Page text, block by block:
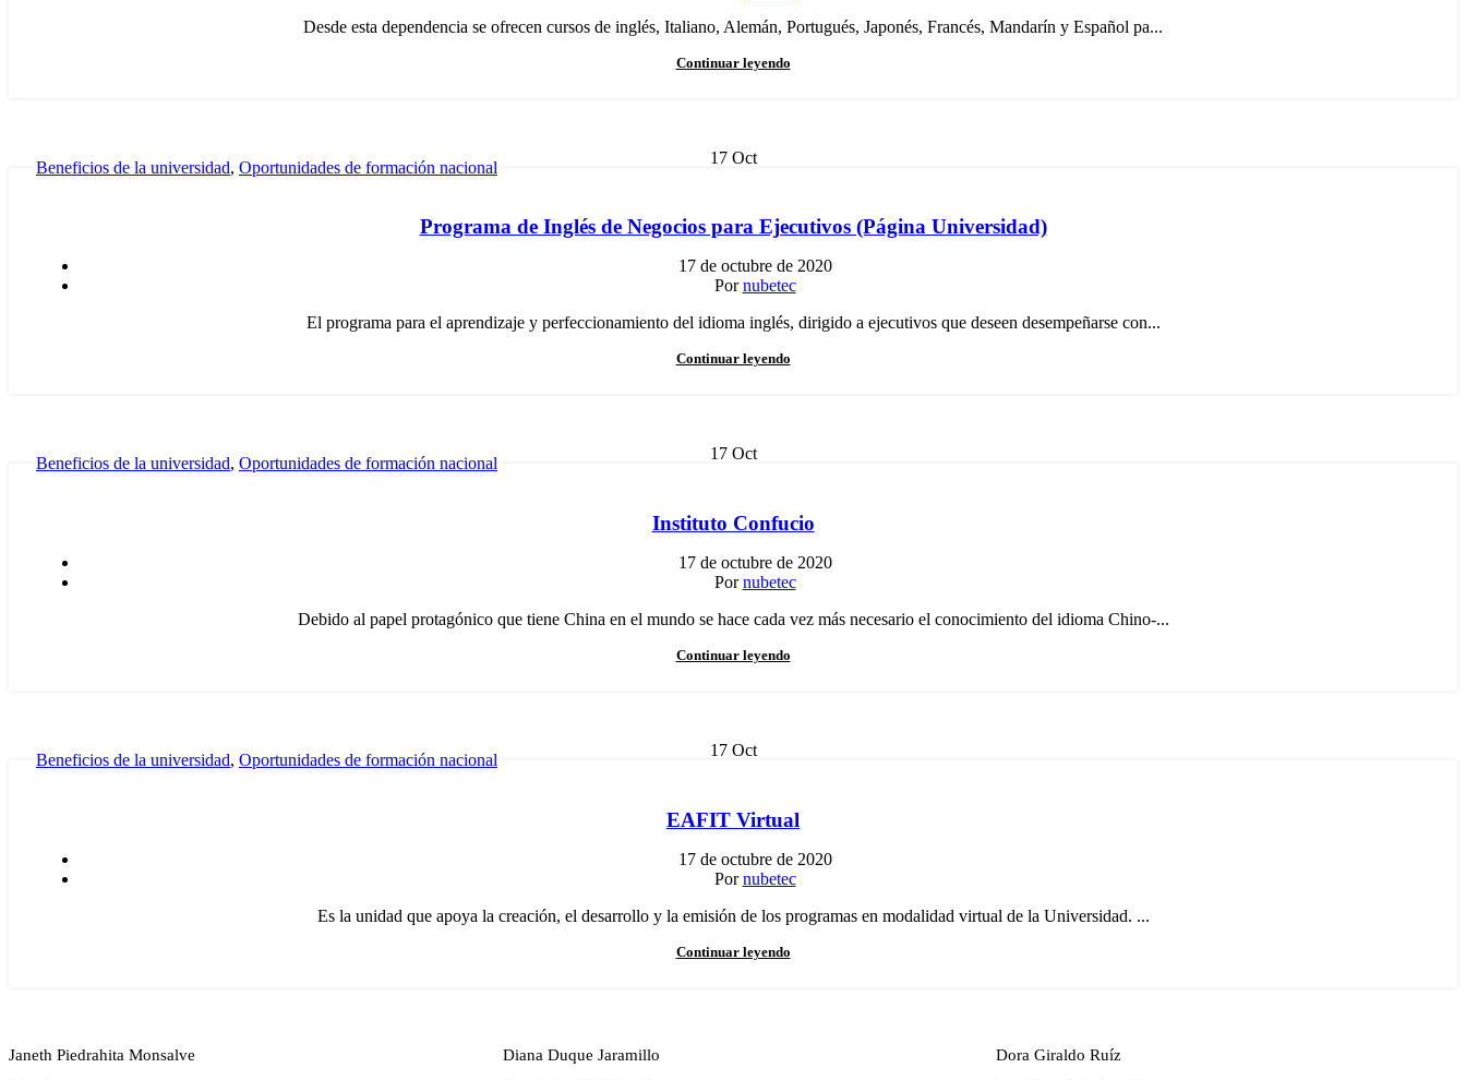
Desde esta dependencia se ofrecen cursos de inglés, Italiano, Alemán, Portugués, Japonés, Francés, Mandarín y Español pa...
Continuar leyendo
17 Oct
Beneficios de la universidad, Oportunidades de formación nacional
Programa de Inglés de Negocios para Ejecutivos (Página Universidad)
17 de octubre de 2020
Por nubetec
El programa para el aprendizaje y perfeccionamiento del idioma inglés, dirigido a ejecutivos que deseen desempeñarse con...
Continuar leyendo
17 Oct
Beneficios de la universidad, Oportunidades de formación nacional
Instituto Confucio
17 de octubre de 2020
Por nubetec
Debido al papel protagónico que tiene China en el mundo se hace cada vez más necesario el conocimiento del idioma Chino-...
Continuar leyendo
17 Oct
Beneficios de la universidad, Oportunidades de formación nacional
EAFIT Virtual
17 de octubre de 2020
Por nubetec
Es la unidad que apoya la creación, el desarrollo y la emisión de los programas en modalidad virtual de la Universidad. ...
Continuar leyendo
Janeth Piedrahita Monsalve Diana Duque Jaramillo Dora Giraldo Ruíz